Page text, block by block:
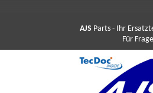
AJS Parts - Ihr
Für Fragen